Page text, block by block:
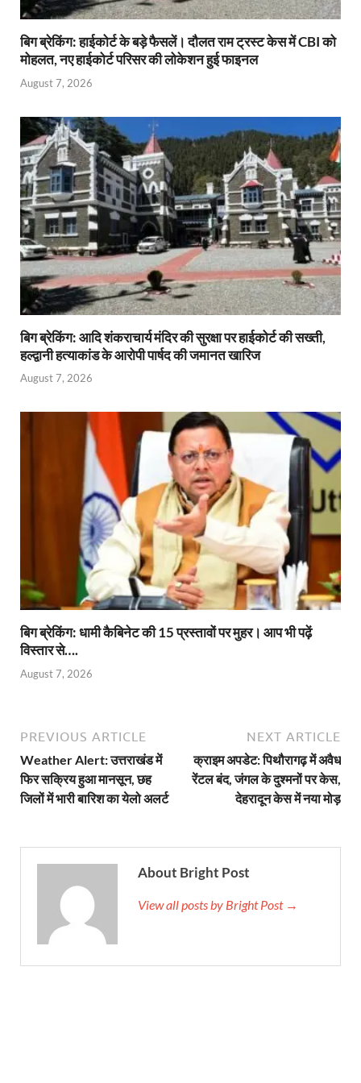
बिग ब्रेकिंग: हाईकोर्ट के बड़े फैसलें। दौलत राम ट्रस्ट केस में CBI को
मोहलत, नए हाईकोर्ट परिसर की लोकेशन हुई फाइनल
August 7, 2026
बिग ब्रेकिंग: आदि शंकराचार्य मंदिर की सुरक्षा पर हाईकोर्ट की सख्ती,
हल्द्वानी हत्याकांड के आरोपी पार्षद की जमानत खारिज
August 7, 2026
बिग ब्रेकिंग: धामी कैबिनेट की 15 प्रस्तावों पर मुहर। आप भी पढ़ें
विस्तार से….
August 7, 2026
PREVIOUS ARTICLE
Weather Alert: उत्तराखंड में
फिर सक्रिय हुआ मानसून, छह
जिलों में भारी बारिश का येलो अलर्ट
NEXT ARTICLE
क्राइम अपडेट: पिथौरागढ़ में अवैध
रेंटल बंद, जंगल के दुश्मनों पर केस,
देहरादून केस में नया मोड़
About Bright Post
View all posts by Bright Post →